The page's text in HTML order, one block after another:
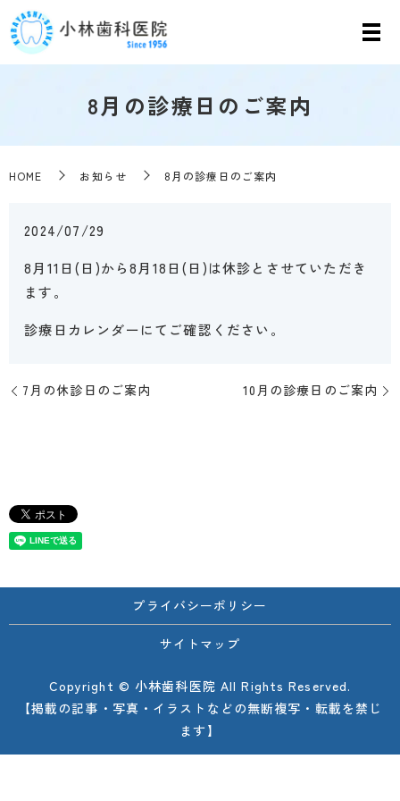
8月の診療日のご案内
HOME お知らせ 8月の診療日のご案内
2024/07/29
8月11日(日)から8月18日(日)は休診とさせていただき
ます。
診療日カレンダーにてご確認ください。
7月の休診日のご案内 10月の診療日のご案内
プライバシーポリシー
サイトマップ
Copyright © 小林歯科医院 All Rights Reserved.
【掲載の記事・写真・イラストなどの無断複写・転載を禁じ
ます】